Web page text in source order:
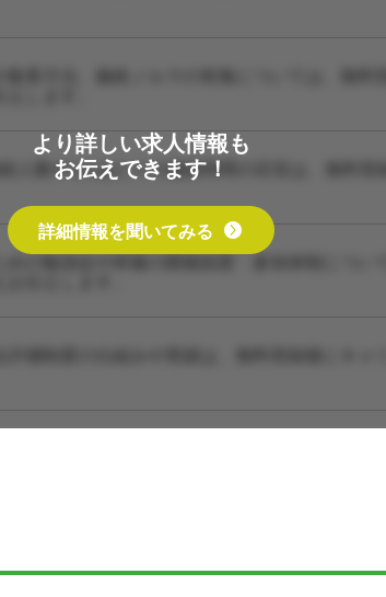
集客方法、施術ノルマの有無については、無
術人数や1人あたりの施術時間の目安は、無料
めの勉強会や研修の開催頻度・参加体制につ
より詳しい求人情報も
お伝えできます！
詳細情報を聞いてみる